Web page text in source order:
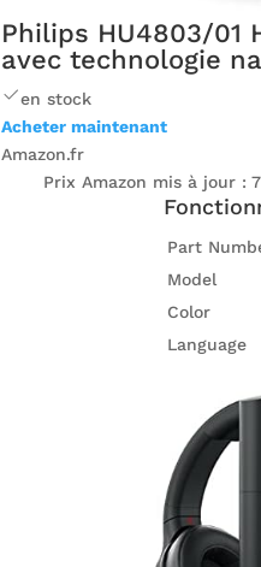
Philips HU4803/01
avec technologie
en stock
Acheter maintenant
Amazon.fr
Prix ​​Amazon mis à jour :
Part
Model
Color
Language